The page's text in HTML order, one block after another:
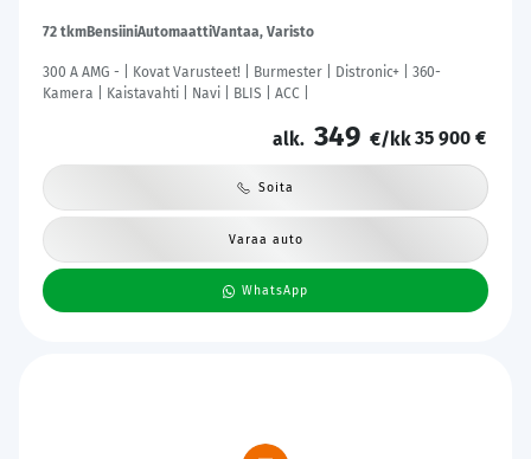
72 tkmBensiiniAutomaattiVantaa, Varisto
300 A AMG - | Kovat Varusteet! | Burmester | Distronic+ | 360-
Kamera | Kaistavahti | Navi | BLIS | ACC |
alk. 349 €/kk35 900 €
Soita
Varaa auto
WhatsApp